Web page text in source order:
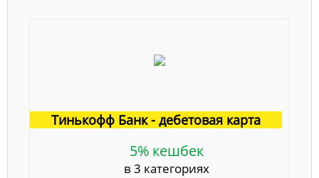
Тинькофф Банк - дебетовая карта
5% кешбек
в 3 категориях